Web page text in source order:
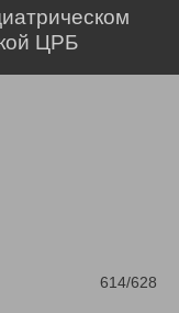
614/628
ЦРБ